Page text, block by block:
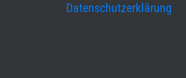
Datenschutzerklärung